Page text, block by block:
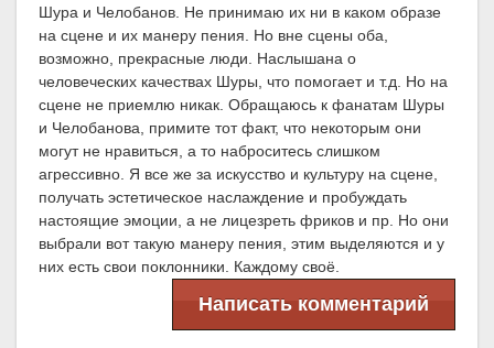
Шура и Челобанов. Не принимаю их ни в каком образе
на сцене и их манеру пения. Но вне сцены оба,
возможно, прекрасные люди. Наслышана о
человеческих качествах Шуры, что помогает и т.д. Но на
сцене не приемлю никак. Обращаюсь к фанатам Шуры
и Челобанова, примите тот факт, что некоторым они
могут не нравиться, а то наброситесь слишком
агрессивно. Я все же за искусство и культуру на сцене,
получать эстетическое наслаждение и пробуждать
настоящие эмоции, а не лицезреть фриков и пр. Но они
выбрали вот такую манеру пения, этим выделяются и у
них есть свои поклонники. Каждому своё.
Написать комментарий